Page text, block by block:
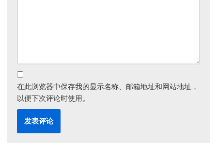
在此浏览器中保存我的显示名称、邮箱地址和网站地址，
以便下次评论时使用。